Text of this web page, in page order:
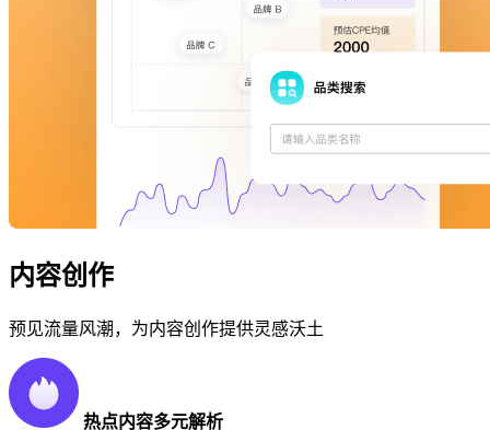
内容创作
预见流量风潮，为内容创作提供灵感沃土
热点内容多元解析